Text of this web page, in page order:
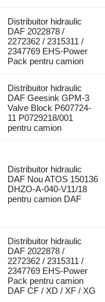
Distribuitor hidraulic
DAF 2022878 /
2272362 / 2315311 /
2347769 EHS-Power
Pack pentru camion
Distribuitor hidraulic
DAF Geesink GPM-3
Valve Block P607724-
11 P0729218/001
pentru camion
Distribuitor hidraulic
DAF Nou ATOS 150136
DHZO-A-040-V11/18
pentru camion DAF
Distribuitor hidraulic
DAF 2022878 /
2272362 / 2315311 /
2347769 EHS-Power
Pack pentru camion
DAF CF / XD / XF / XG